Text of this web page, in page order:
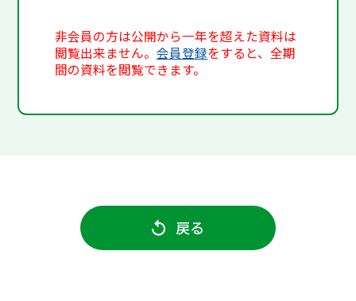
非会員の方は公開から一年を超えた資料は
閲覧出来ません。会員登録をすると、全期
間の資料を閲覧できます。
戻る